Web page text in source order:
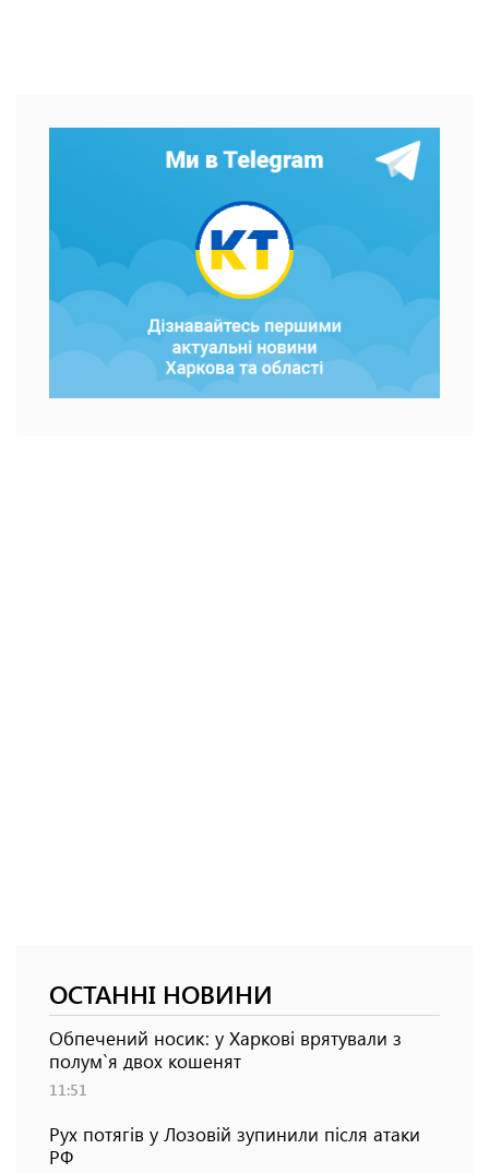
ОСТАННІ НОВИНИ
Обпечений носик: у Харкові врятували з
полум`я двох кошенят
11:51
Рух потягів у Лозовій зупинили після атаки
РФ